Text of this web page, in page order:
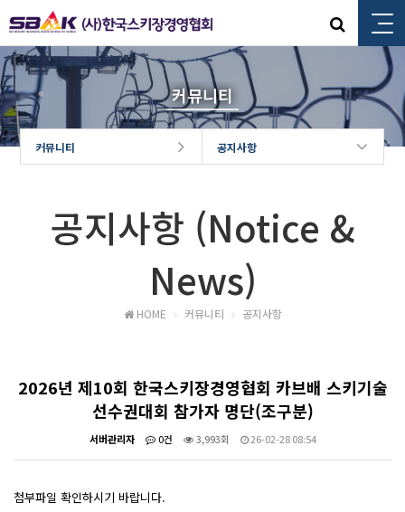
커뮤니티
커뮤니티 공지사항
공지사항 (Notice &
News)
HOME 커뮤니티 공지사항
2026년 제10회 한국스키장경영협회 카브배 스키기술
선수권대회 참가자 명단(조구분)
서버관리자 0건 3,993회 26-02-28 08:54
첨부파일 확인하시기 바랍니다.